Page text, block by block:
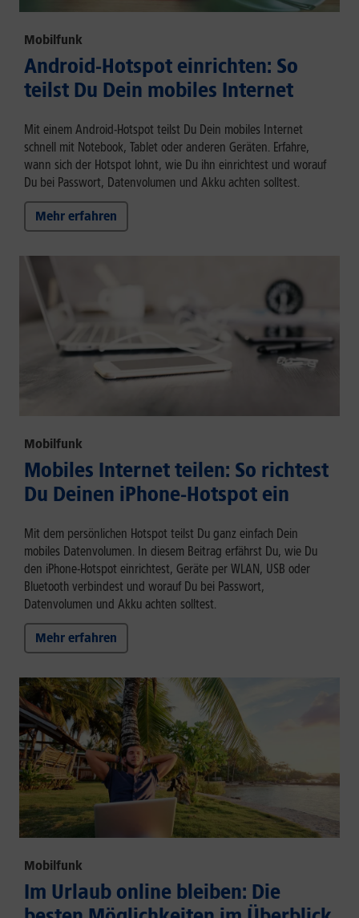
Mobilfunk
Android-Hotspot einrichten: So
teilst Du Dein mobiles Internet
Mit einem Android-Hotspot teilst Du Dein mobiles Internet
schnell mit Notebook, Tablet oder anderen Geräten. Erfahre,
wann sich der Hotspot lohnt, wie Du ihn einrichtest und worauf
Du bei Passwort, Datenvolumen und Akku achten solltest.
Mehr erfahren
Mobilfunk
Mobiles Internet teilen: So richtest
Du Deinen iPhone-Hotspot ein
Mit dem persönlichen Hotspot teilst Du ganz einfach Dein
mobiles Datenvolumen. In diesem Beitrag erfährst Du, wie Du
den iPhone-Hotspot einrichtest, Geräte per WLAN, USB oder
Bluetooth verbindest und worauf Du bei Passwort,
Datenvolumen und Akku achten solltest.
Mehr erfahren
Mobilfunk
Im Urlaub online bleiben: Die